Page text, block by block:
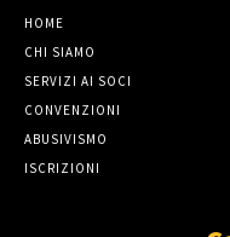
HOME
CHI SIAMO
SERVIZI AI SOCI
CONVENZIONI
ABUSIVISMO
ISCRIZIONI